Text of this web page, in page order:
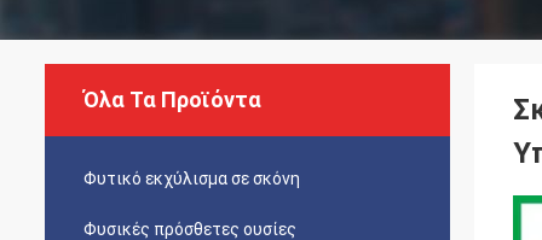
Όλα Τα Προϊόντα
Φυτικό εκχύλισμα σε σκόνη
Φυσικές πρόσθετες ουσίες